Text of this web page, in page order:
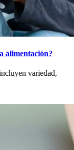
alimentación?
variedad,